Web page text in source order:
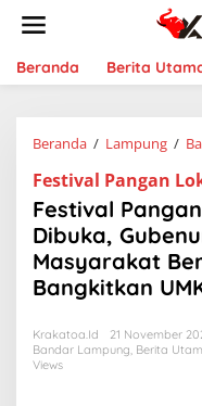
t
Beranda Berita
Beranda / Lampung /
Festival Pangan
Festival
Dibuka,
Masyarakat
Bangkitkan
Krakatoa.id
21 November
Bandar Lampung, Berita
Views